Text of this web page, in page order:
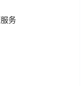
务